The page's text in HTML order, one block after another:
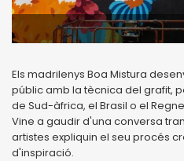
Els madrilenys Boa Mistura
públic amb la tècnica del grafit,
de Sud-àfrica, el Brasil o el
Vine a gaudir d'una conversa
artistes expliquin el seu procés
d'inspiració.